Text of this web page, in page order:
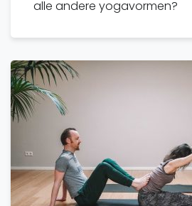
alle andere yogavormen?